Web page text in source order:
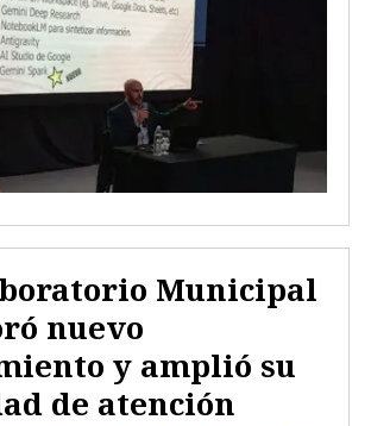
Municipal
nuevo
y amplió su
de atención